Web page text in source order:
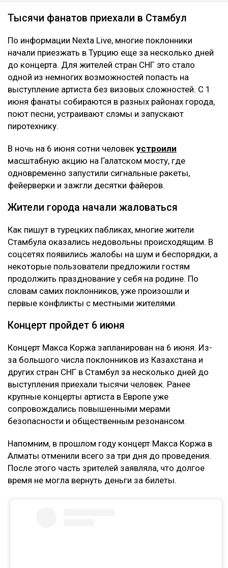
Тысячи фанатов приехали в Стамбул
По информации Nexta Live, многие поклонники
начали приезжать в Турцию еще за несколько дней
до концерта. Для жителей стран СНГ это стало
одной из немногих возможностей попасть на
выступление артиста без визовых сложностей. С 1
июня фанаты собираются в разных районах города,
поют песни, устраивают слэмы и запускают
пиротехнику.
В ночь на 6 июня сотни человек устроили
масштабную акцию на Галатском мосту, где
одновременно запустили сигнальные ракеты,
фейерверки и зажгли десятки файеров.
Жители города начали жаловаться
Как пишут в турецких пабликах, многие жители
Стамбула оказались недовольны происходящим. В
соцсетях появились жалобы на шум и беспорядки, а
некоторые пользователи предложили гостям
продолжить празднование у себя на родине. По
словам самих поклонников, уже произошли и
первые конфликты с местными жителями.
Концерт пройдет 6 июня
Концерт Макса Коржа запланирован на 6 июня. Из-
за большого числа поклонников из Казахстана и
других стран СНГ в Стамбул за несколько дней до
выступления приехали тысячи человек. Ранее
крупные концерты артиста в Европе уже
сопровождались повышенными мерами
безопасности и общественным резонансом.
Напомним, в прошлом году концерт Макса Коржа в
Алматы отменили всего за три дня до проведения.
После этого часть зрителей заявляла, что долгое
время не могла вернуть деньги за билеты.